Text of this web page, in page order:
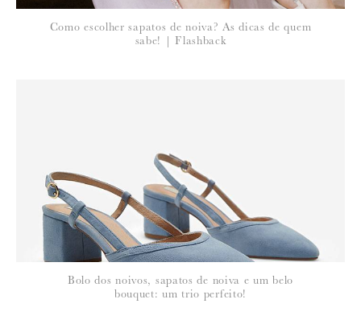
Como escolher sapatos de noiva? As dicas de quem
sabe! | Flashback
Bolo dos noivos, sapatos de noiva e um belo
bouquet: um trio perfeito!